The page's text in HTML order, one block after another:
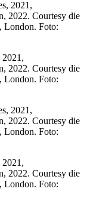
2021,
2022. Courtesy die
London. Foto:
2021,
2022. Courtesy die
London. Foto: